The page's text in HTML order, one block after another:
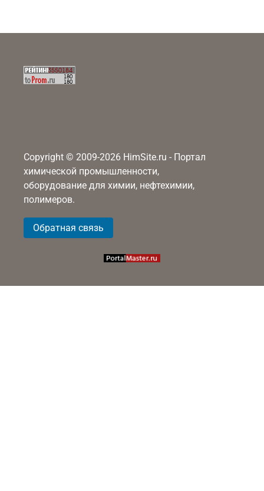
Copyright © 2009-2026 HimSite.ru - Портал
химической промышленности,
оборудование для химии, нефтехимии,
полимеров.
Обратная связь